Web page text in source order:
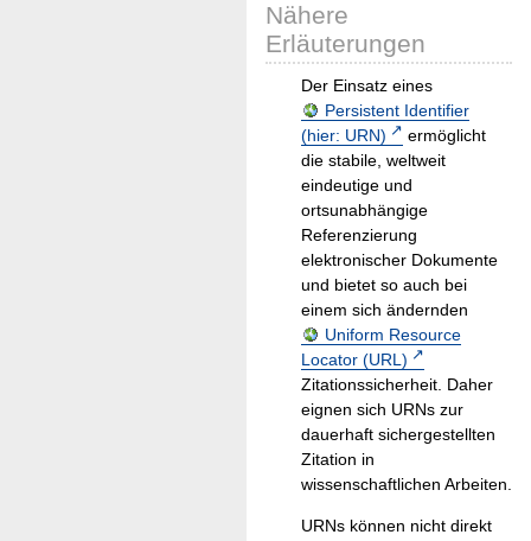
Nähere
Erläuterungen
Der Einsatz eines
Persistent Identifier
(hier: URN)
ermöglicht
die stabile, weltweit
eindeutige und
ortsunabhängige
Referenzierung
elektronischer Dokumente
und bietet so auch bei
einem sich ändernden
Uniform Resource
Locator (URL)
Zitationssicherheit. Daher
eignen sich URNs zur
dauerhaft sichergestellten
Zitation in
wissenschaftlichen Arbeiten.
URNs können nicht direkt